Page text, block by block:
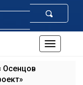
по
Осенцов